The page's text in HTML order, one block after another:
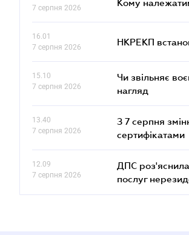
7 серпня 2026
Кому
16.01
7 серпня 2026
НКРЕКП
15.10
7 серпня 2026
Чи звільняє
нагляд
13.40
7 серпня 2026
З 7 серпня
сертифікатами
12.09
7 серпня 2026
ДПС
послуг